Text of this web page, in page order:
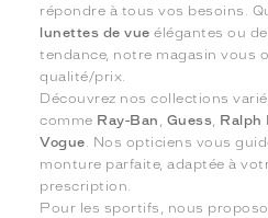
répondre à tous vos besoins.
lunettes de vue élégantes ou
tendance, notre magasin vous
qualité/prix.
Découvrez nos collections
comme Ray-Ban , Guess, Ralph
Vogue. Nos opticiens vous
monture parfaite, adaptée à
prescription.
Pour les sportifs, nous